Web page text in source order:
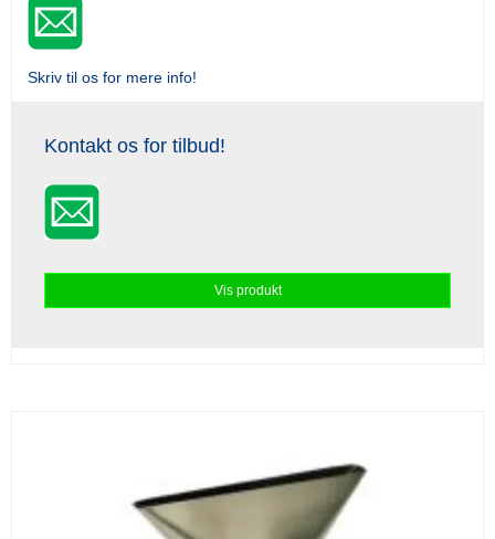
Skriv til os for mere info!
Kontakt os for tilbud!
Vis produkt